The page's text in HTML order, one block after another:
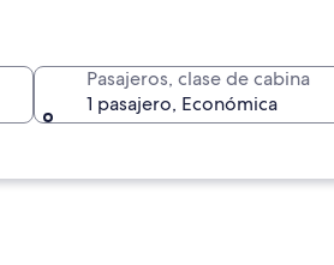
Pasajeros, clase de cabina
1 pasajero, Económica